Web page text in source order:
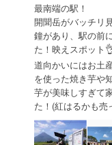
最南端の駅！
開聞岳がバッチリ
鐘があり、駅の前
た！映えスポット
道向かいにはお土
を使った焼き芋や
芋が美味しすぎて
た！(紅はるかも売